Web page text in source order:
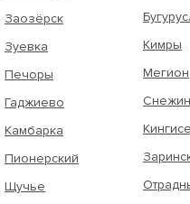
Заозёрск
Зуевка
Печоры
Гаджиево
Камбарка
Пионерский
Щучье
Кимры
Мегион